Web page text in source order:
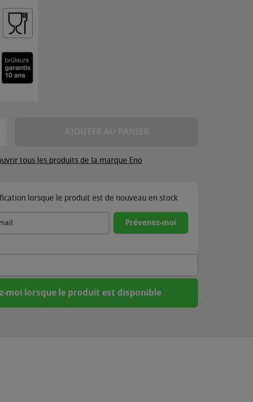
tous les produits de la marque Eno
lorsque le produit est de nouveau en stock
Prévenez-moi
moi lorsque le produit est disponible